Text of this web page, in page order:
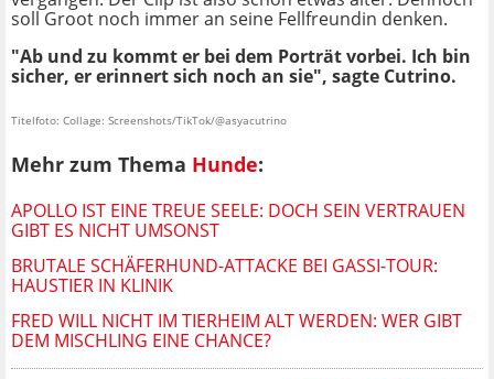
soll Groot noch immer an seine Fellfreundin denken.
"Ab und zu kommt er bei dem Porträt vorbei. Ich bin
sicher, er erinnert sich noch an sie", sagte Cutrino.
Titelfoto: Collage: Screenshots/TikTok/@asyacutrino
Mehr zum Thema Hunde:
APOLLO IST EINE TREUE SEELE: DOCH SEIN VERTRAUEN
GIBT ES NICHT UMSONST
BRUTALE SCHÄFERHUND-ATTACKE BEI GASSI-TOUR:
HAUSTIER IN KLINIK
FRED WILL NICHT IM TIERHEIM ALT WERDEN: WER GIBT
DEM MISCHLING EINE CHANCE?